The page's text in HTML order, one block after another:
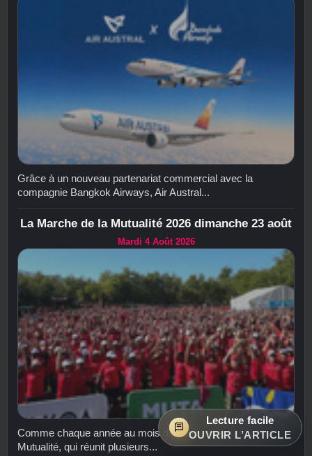
Grâce à un nouveau partenariat commercial avec la
compagnie Bangkok Airways, Air Austral...
La Marche de la Mutualité 2026 dimanche 23 août
Mardi 4 Août 2026
Comme chaque année au mois d'août, La Marche de la
Mutualité, qui réunit plusieurs...
Lecture facile
OUVRIR L’ARTICLE